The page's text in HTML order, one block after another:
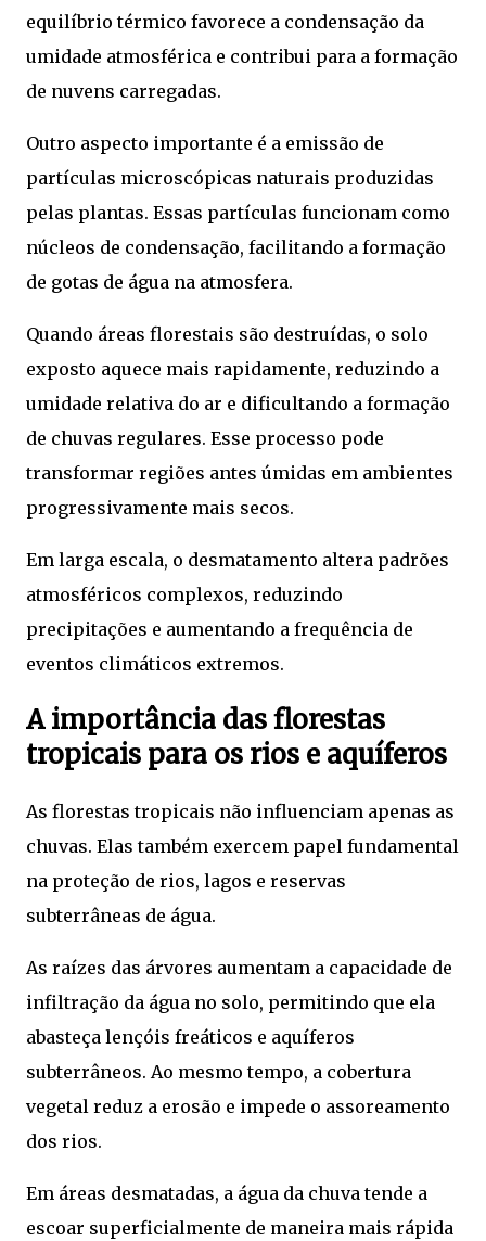
equilíbrio térmico favorece a condensação da
umidade atmosférica e contribui para a formação
de nuvens carregadas.
Outro aspecto importante é a emissão de
partículas microscópicas naturais produzidas
pelas plantas. Essas partículas funcionam como
núcleos de condensação, facilitando a formação
de gotas de água na atmosfera.
Quando áreas florestais são destruídas, o solo
exposto aquece mais rapidamente, reduzindo a
umidade relativa do ar e dificultando a formação
de chuvas regulares. Esse processo pode
transformar regiões antes úmidas em ambientes
progressivamente mais secos.
Em larga escala, o desmatamento altera padrões
atmosféricos complexos, reduzindo
precipitações e aumentando a frequência de
eventos climáticos extremos.
A importância das florestas
tropicais para os rios e aquíferos
As florestas tropicais não influenciam apenas as
chuvas. Elas também exercem papel fundamental
na proteção de rios, lagos e reservas
subterrâneas de água.
As raízes das árvores aumentam a capacidade de
infiltração da água no solo, permitindo que ela
abasteça lençóis freáticos e aquíferos
subterrâneos. Ao mesmo tempo, a cobertura
vegetal reduz a erosão e impede o assoreamento
dos rios.
Em áreas desmatadas, a água da chuva tende a
escoar superficialmente de maneira mais rápida